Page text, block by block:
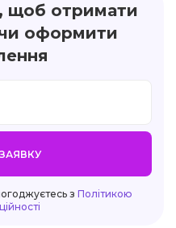
щоб отримати
оформити
з Політикою